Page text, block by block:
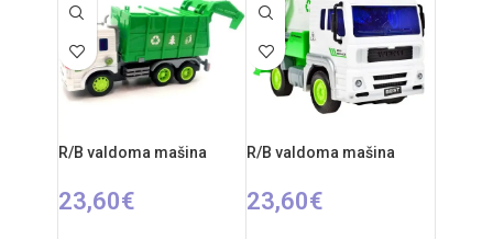
R/B valdoma mašina
23,60€
R/B valdoma mašina
23,60€